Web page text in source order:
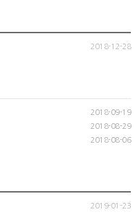
2018-12-28
2018-09-19
2018-08-29
2018-08-06
2019-01-23